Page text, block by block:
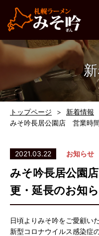
トップページ
新着情報
みそ吟長居公園店 営業時
2021.03.22 お知らせ
みそ吟長居公園
更・延長のお知
日頃よりみそ吟をご愛顧い
新型コロナウイルス感染症